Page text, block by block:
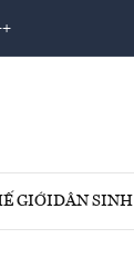
GIỚIDÂN SINH